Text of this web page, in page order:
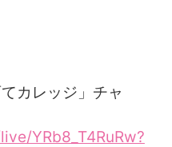
カレッジ」チャ
YRb8_T4RuRw?